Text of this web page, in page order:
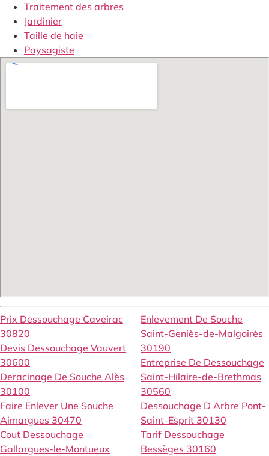
Traitement des arbres
Jardinier
Taille de haie
Paysagiste
Prix Dessouchage Caveirac
30820
Devis Dessouchage Vauvert
30600
Deracinage De Souche Alès
30100
Faire Enlever Une Souche
Aimargues 30470
Cout Dessouchage
Gallargues-le-Montueux
Enlevement De Souche
Saint-Geniès-de-Malgoirès
30190
Entreprise De Dessouchage
Saint-Hilaire-de-Brethmas
30560
Dessouchage D Arbre Pont-
Saint-Esprit 30130
Tarif Dessouchage
Bessèges 30160